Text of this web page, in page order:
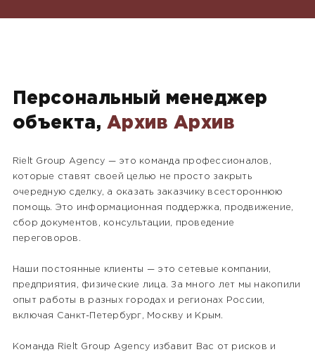
Персональный менеджер
объекта, Архив Архив
Rielt Group Agency — это команда профессионалов,
которые ставят своей целью не просто закрыть
очередную сделку, а оказать заказчику всестороннюю
помощь. Это информационная поддержка, продвижение,
сбор документов, консультации, проведение
переговоров.
Наши постоянные клиенты — это сетевые компании,
предприятия, физические лица. За много лет мы накопили
опыт работы в разных городах и регионах России,
включая Санкт-Петербург, Москву и Крым.
Команда Rielt Group Agency избавит Вас от рисков и